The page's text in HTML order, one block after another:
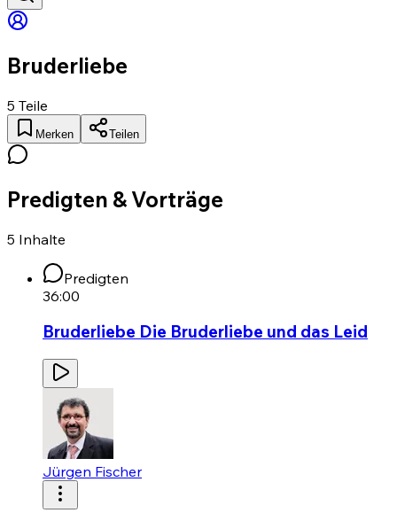
Bruderliebe
5 Teile
Merken Teilen
Predigten & Vorträge
5 Inhalte
Predigten
36:00
Bruderliebe Die Bruderliebe und das Leid
Jürgen Fischer